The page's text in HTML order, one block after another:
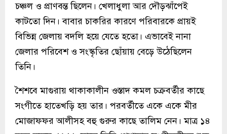
চঞ্চল ও প্রাণবন্ত ছিলেন। খেলাধুলা আর দৌড়ঝাঁপেই
কাটতো দিন। বাবার চাকরির কারণে পরিবারকে প্রায়ই
বিভিন্ন জেলায় বদলি হয়ে যেতে হতো। এভাবেই নানা
জেলার পরিবেশ ও সংস্কৃতির ছোঁয়ায় বেড়ে উঠেছিলেন
তিনি।
শৈশবে মাগুরায় থাকাকালীন ওস্তাদ কমল চক্রবর্তীর কাছে
সংগীতে হাতেখড়ি হয় তার। পরবর্তীতে একে একে মীর
মোজাফফর আলীসহ বহু গুরুর কাছে তালিম নেন। মাত্র ১৪